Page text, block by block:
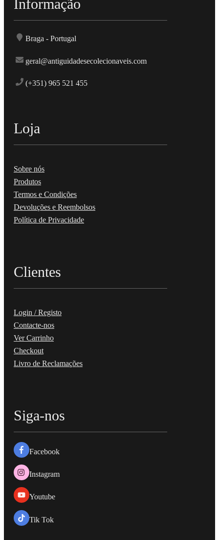
Informação
Braga - Portugal
geral@antiguidadesecolecionaveis.com
(+351) 965 521 455
Loja
Sobre nós
Produtos
Termos e Condições
Devoluções e Reembolsos
Política de Privacidade
Clientes
Login / Registo
Contacte-nos
Ver Carrinho
Checkout
Livro de Reclamações
Siga-nos
Facebook
Instagram
Youtube
Tik Tok